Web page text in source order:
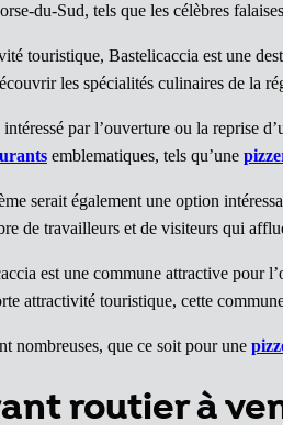
du-Sud, tels que les célèbres
touristique, Bastelicaccia est une
les spécialités culinaires de la
intéressé par l’ouverture ou la reprise
emblematiques, tels qu’une
serait également une option
de travailleurs et de visiteurs qui
est une commune attractive pour
attractivité touristique, cette
nombreuses, que ce soit pour une
routier à